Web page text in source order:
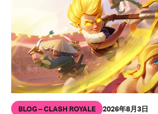
BLOG – CLASH ROYALE 2026年8月3日